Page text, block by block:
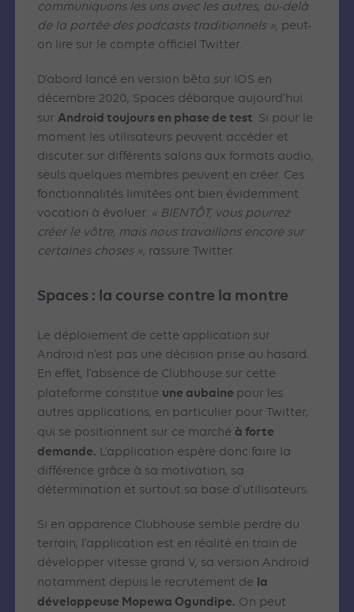
communiquons les uns avec les autres, au-delà
de la portée des podcasts traditionnels », peut-
on lire sur le compte officiel Twitter.
D’abord lancé en version bêta sur IOS en
décembre 2020, Spaces débarque aujourd’hui
surAndroid toujours en phase de test. Si pour le
moment les utilisateurs peuvent accéder et
discuter sur différents salons aux formats audio,
seuls quelques membres peuvent en créer. Ces
fonctionnalités limitées ont bien évidemment
vocation à évoluer. « BIENTÔT, vous pourrez
créer le vôtre, mais nous travaillons encore sur
certaines choses », rassure Twitter.
Spaces : la course contre la montre
Le déploiement de cette application sur
Android n’est pas une décision prise au hasard.
En effet, l’absence de Clubhouse sur cette
plateforme constitue une aubaine pour les
autres applications, en particulier pour Twitter,
qui se positionnent sur ce marché à forte
demande. L’application espère donc faire la
différence grâce à sa motivation, sa
détermination et surtout sa base d’utilisateurs.
Si en apparence Clubhouse semble perdre du
terrain, l’application est en réalité en train de
développer vitesse grand V, sa version Android
notamment depuis le recrutement de la
développeuse Mopewa Ogundipe. On peut